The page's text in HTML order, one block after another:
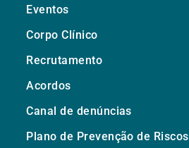
Eventos
Corpo Clínico
Recrutamento
Acordos
Canal de denúncias
Plano de Prevenção de Riscos